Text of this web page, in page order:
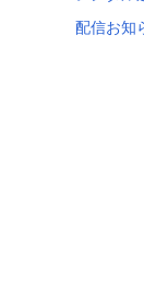
配信お知